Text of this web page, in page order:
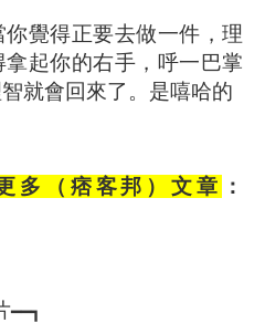
覺得正要去做一件，理
起你的右手，呼一巴掌
就會回來了。是嘻哈的
多（痞客邦）文章 ：
━━┓